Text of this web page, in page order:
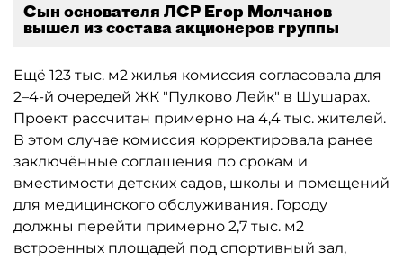
Сын основателя ЛСР Егор Молчанов
вышел из состава акционеров группы
Ещё 123 тыс. м2 жилья комиссия согласовала для
2–4-й очередей ЖК "Пулково Лейк" в Шушарах.
Проект рассчитан примерно на 4,4 тыс. жителей.
В этом случае комиссия корректировала ранее
заключённые соглашения по срокам и
вместимости детских садов, школы и помещений
для медицинского обслуживания. Городу
должны перейти примерно 2,7 тыс. м2
встроенных площадей под спортивный зал,